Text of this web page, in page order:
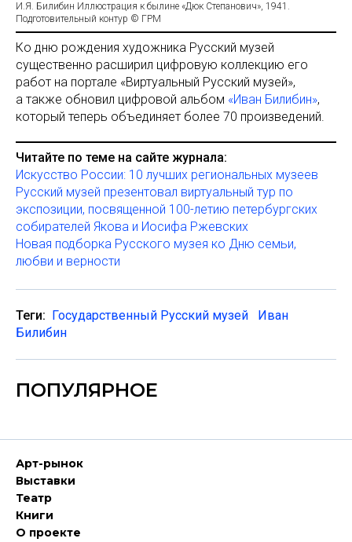
И.Я. Билибин Иллюстрация к былине «Дюк Степанович», 1941.
Подготовительный контур © ГРМ
Ко дню рождения художника Русский музей
существенно расширил цифровую коллекцию его
работ на портале «Виртуальный Русский музей»,
а также обновил цифровой альбом «Иван Билибин»,
который теперь объединяет более 70 произведений.
Читайте по теме на сайте журнала:
Искусство России: 10 лучших региональных музеев
Русский музей презентовал виртуальный тур по
экспозиции, посвященной 100-летию петербургских
собирателей Якова и Иосифа Ржевских
Новая подборка Русского музея ко Дню семьи,
любви и верности
Теги: Государственный Русский музей
Иван
Билибин
ПОПУЛЯРНОЕ
Арт-рынок
Выставки
Театр
Книги
О проекте